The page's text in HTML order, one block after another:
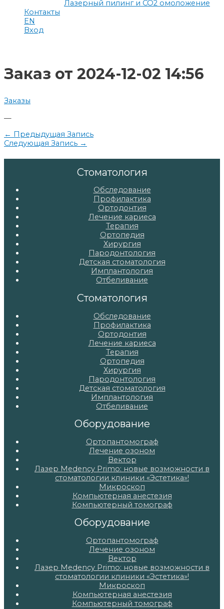
Лазерный пилинг и СО2 омоложение
Контакты
EN
Вход
Заказ от 2024-12-02 14:56
Заказы
—
Навигация
по
← Предыдущая Запись
Следующая Запись →
Стоматология
Обследование
Профилактика
Ортодонтия
Лечение кариеса
Терапия
Ортопедия
Хирургия
Пародонтология
Детская стоматология
Имплантология
Отбеливание
Стоматология
Обследование
Профилактика
Ортодонтия
Лечение кариеса
Терапия
Ортопедия
Хирургия
Пародонтология
Детская стоматология
Имплантология
Отбеливание
Оборудование
Ортопантомограф
Лечение озоном
Вектор
Лазер Medency Primo: новые возможности в
стоматологии клиники «Эстетика»!
Микроскоп
Компьютерная анестезия
Компьютерный томограф
Оборудование
Ортопантомограф
Лечение озоном
Вектор
Лазер Medency Primo: новые возможности в
стоматологии клиники «Эстетика»!
Микроскоп
Компьютерная анестезия
Компьютерный томограф